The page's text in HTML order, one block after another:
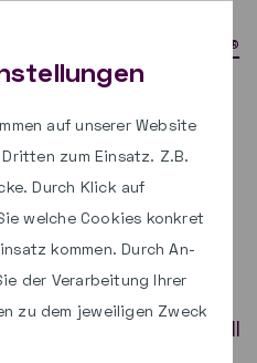
auf unserer Website
zum Einsatz. Z.B.
Durch Klick auf
welche Cookies konkret
kommen. Durch An-
der Verarbeitung Ihrer
zu dem jeweiligen Zweck
paed.ML®
Schulung
Novell 4
2024 führt unser
einen
zur paed.ML® Novell